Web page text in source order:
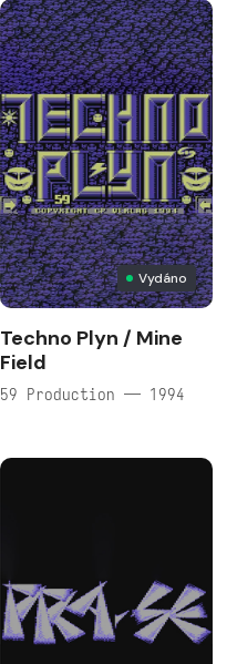
Vydáno
Techno Plyn / Mine
Field
59 Production — 1994